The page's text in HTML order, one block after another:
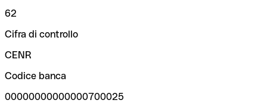
62
Cifra di controllo
CENR
Codice banca
00000000000000700025